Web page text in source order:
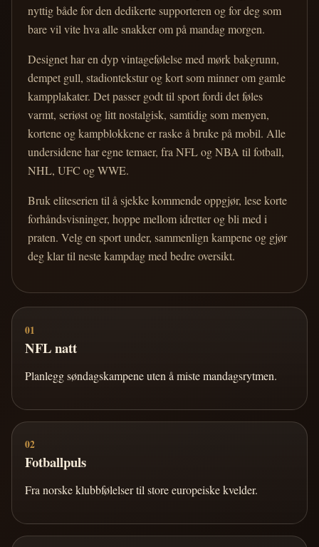
nyttig både for den dedikerte supporteren og for deg som
bare vil vite hva alle snakker om på mandag morgen.
Designet har en dyp vintagefølelse med mørk bakgrunn,
dempet gull, stadiontekstur og kort som minner om gamle
kampplakater. Det passer godt til sport fordi det føles
varmt, seriøst og litt nostalgisk, samtidig som menyen,
kortene og kampblokkene er raske å bruke på mobil. Alle
undersidene har egne temaer, fra NFL og NBA til fotball,
NHL, UFC og WWE.
Bruk eliteserien til å sjekke kommende oppgjør, lese korte
forhåndsvisninger, hoppe mellom idretter og bli med i
praten. Velg en sport under, sammenlign kampene og gjør
deg klar til neste kampdag med bedre oversikt.
01
NFL natt
Planlegg søndagskampene uten å miste mandagsrytmen.
02
Fotballpuls
Fra norske klubbfølelser til store europeiske kvelder.